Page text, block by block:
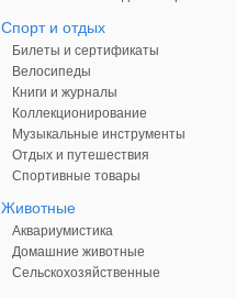
Спорт и отдых
Билеты и сертификаты
Велосипеды
Книги и журналы
Коллекционирование
Музыкальные инструменты
Отдых и путешествия
Спортивные товары
Животные
Аквариумистика
Домашние животные
Сельскохозяйственные